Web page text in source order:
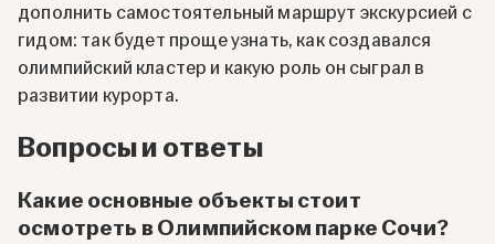
дополнить самостоятельный маршрут экскурсией с
гидом: так будет проще узнать, как создавался
олимпийский кластер и какую роль он сыграл в
развитии курорта.
Вопросы и ответы
Какие основные объекты стоит
осмотреть в Олимпийском парке Сочи?